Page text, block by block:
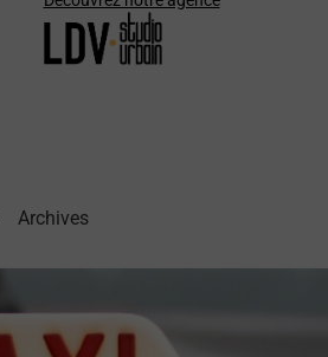
Archives